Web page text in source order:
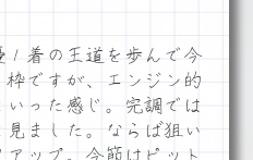
着の王道を歩んで今
ですが、エンジン的
った感じ。完調では
ました。ならば狙い
ップ。今節はピット